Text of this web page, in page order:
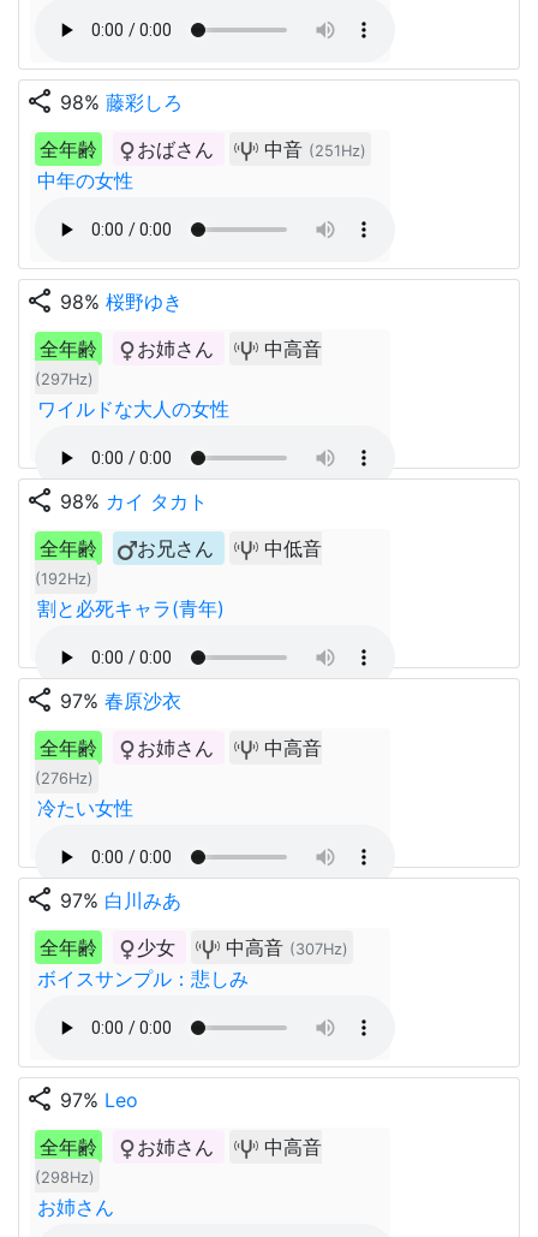
share 98% 藤彩しろ
全年齢
おばさん 中音 (251Hz)
中年の女性
share 98% 桜野ゆき
全年齢
お姉さん 中高音
(297Hz)
ワイルドな大人の女性
share 98% カイ タカト
全年齢
お兄さん 中低音
(192Hz)
割と必死キャラ(青年)
share 97% 春原沙衣
全年齢
お姉さん 中高音
(276Hz)
冷たい女性
share 97% 白川みあ
全年齢
少女 中高音 (307Hz)
ボイスサンプル：悲しみ
share 97% Leo
全年齢
お姉さん 中高音
(298Hz)
お姉さん